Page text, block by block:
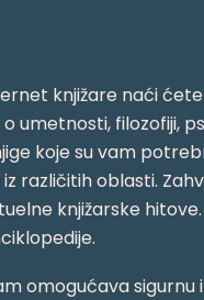
knjižare naći
umetnosti, filozofiji,
koje su vam
različitih oblasti.
knjižarske
omogućava sigurnu